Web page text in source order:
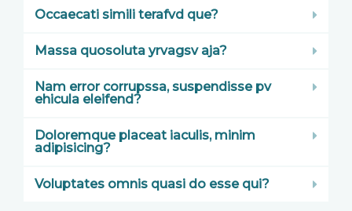
Occaecati simili terafvd que?
Massa quosoluta yrvagsv aja?
Nam error corrupssa, suspendisse pv
ehicula eleifend?
Doloremque placeat iaculis, minim
adipisicing?
Voluptates omnis quasi do esse qui?